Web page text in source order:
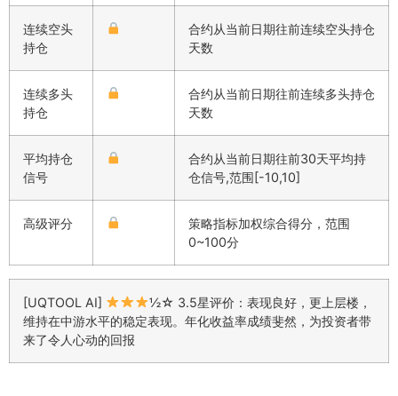
连续空头
持仓
合约从当前日期往前连续空头持仓
天数
连续多头
持仓
合约从当前日期往前连续多头持仓
天数
平均持仓
信号
合约从当前日期往前30天平均持
仓信号,范围[-10,10]
高级评分
策略指标加权综合得分，范围
0~100分
[UQTOOL AI]
½☆ 3.5星评价：表现良好，更上层楼，
维持在中游水平的稳定表现。年化收益率成绩斐然，为投资者带
来了令人心动的回报